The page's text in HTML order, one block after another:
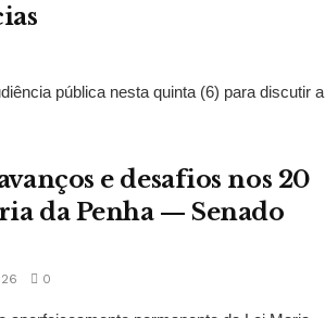
pública nesta quinta (6) para discutir a
e desafios nos 20
da Penha — Senado
0